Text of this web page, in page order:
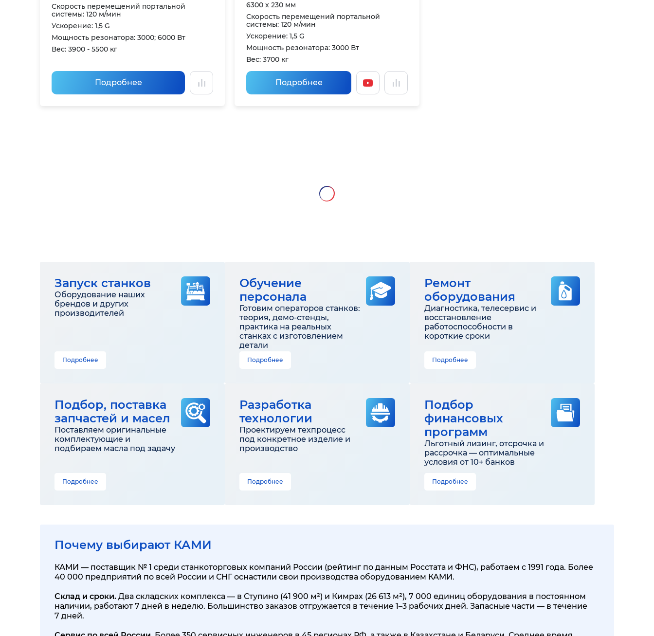
Скорость перемещений портальной
системы: 120 м/мин
Ускорение: 1,5 G
Мощность резонатора: 3000; 6000 Вт
Вес: 3900 - 5500 кг
Подробнее
6300 x 230 мм
Скорость перемещений портальной
системы: 120 м/мин
Ускорение: 1,5 G
Мощность резонатора: 3000 Вт
Вес: 3700 кг
Подробнее
Запуск станков
Оборудование наших
брендов и других
производителей
Подробнее
Обучение
персонала
Готовим операторов станков:
теория, демо-стенды,
практика на реальных
станках с изготовлением
детали
Подробнее
Ремонт
оборудования
Диагностика, телесервис и
восстановление
работоспособности в
короткие сроки
Подробнее
Подбор, поставка
запчастей и масел
Поставляем оригинальные
комплектующие и
подбираем масла под задачу
Подробнее
Разработка
технологии
Проектируем техпроцесс
под конкретное изделие и
производство
Подробнее
Подбор
финансовых
программ
Льготный лизинг, отсрочка и
рассрочка — оптимальные
условия от 10+ банков
Подробнее
Почему выбирают КАМИ
КАМИ — поставщик № 1 среди станкоторговых компаний России (рейтинг по данным Росстата и ФНС), работаем с 1991 года. Более
40 000 предприятий по всей России и СНГ оснастили свои производства оборудованием КАМИ.
Склад и сроки. Два складских комплекса — в Ступино (41 900 м²) и Кимрах (26 613 м²), 7 000 единиц оборудования в постоянном
наличии, работают 7 дней в неделю. Большинство заказов отгружается в течение 1–3 рабочих дней. Запасные части — в течение
7 дней.